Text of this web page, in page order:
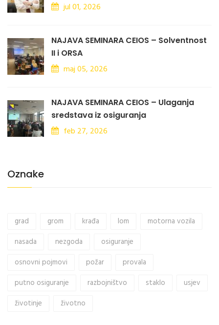
jul 01, 2026
NAJAVA SEMINARA CEIOS – Solventnost
II i ORSA
maj 05, 2026
NAJAVA SEMINARA CEIOS – Ulaganja
sredstava iz osiguranja
feb 27, 2026
Oznake
grad grom krađa lom
motorna vozila
nasada
nezgoda
osiguranje
osnovni pojmovi
požar
provala
putno osiguranje
razbojništvo staklo
usjev
životinje
životno